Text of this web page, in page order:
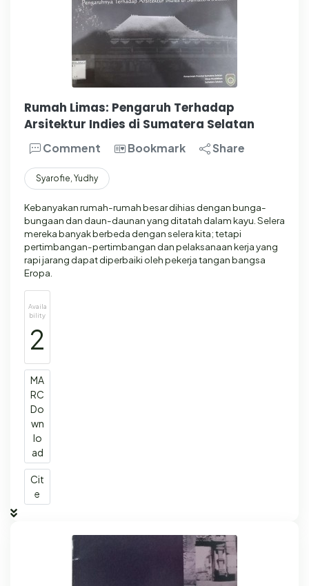
Rumah Limas: Pengaruh Terhadap
Arsitektur Indies di Sumatera Selatan
Comment Bookmark Share
Syarofie, Yudhy
Kebanyakan rumah-rumah besar dihias dengan bunga-
bungaan dan daun-daunan yang ditatah dalam kayu. Selera
mereka banyak berbeda dengan selera kita; tetapi
pertimbangan-pertimbangan dan pelaksanaan kerja yang
rapi jarang dapat diperbaiki oleh pekerja tangan bangsa
Eropa.
Availa
bility
2
MA
RC
Do
wn
lo
ad
Cit
e